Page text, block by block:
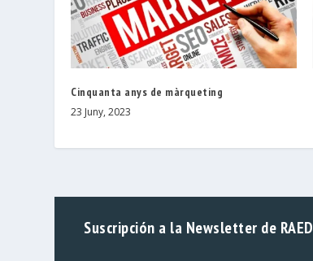
Cinquanta anys de màrqueting
23 Juny, 2023
Suscripción a la Newsletter de RAED